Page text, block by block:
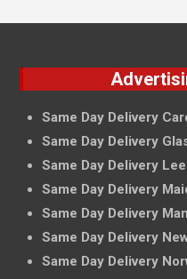
Same Day Delivery
Same Day Delivery
Same Day Delivery
Same Day Delivery
Same Day Delivery
Same Day Delivery
Same Day Delivery